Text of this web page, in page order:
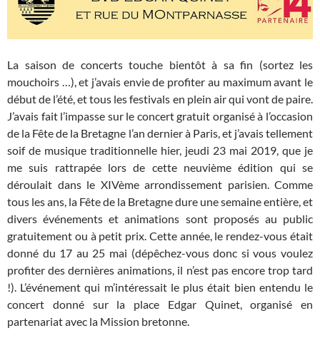
La saison de concerts touche bientôt à sa fin (sortez les
mouchoirs …), et j’avais envie de profiter au maximum avant le
début de l’été, et tous les festivals en plein air qui vont de paire.
J’avais fait l’impasse sur le concert gratuit organisé à l’occasion
de la Fête de la Bretagne l’an dernier à Paris, et j’avais tellement
soif de musique traditionnelle hier, jeudi 23 mai 2019, que je
me suis rattrapée lors de cette neuvième édition qui se
déroulait dans le XIVème arrondissement parisien. Comme
tous les ans, la Fête de la Bretagne dure une semaine entière, et
divers événements et animations sont proposés au public
gratuitement ou à petit prix. Cette année, le rendez-vous était
donné du 17 au 25 mai (dépêchez-vous donc si vous voulez
profiter des dernières animations, il n’est pas encore trop tard
!). L’événement qui m’intéressait le plus était bien entendu le
concert donné sur la place Edgar Quinet, organisé en
partenariat avec la Mission bretonne.